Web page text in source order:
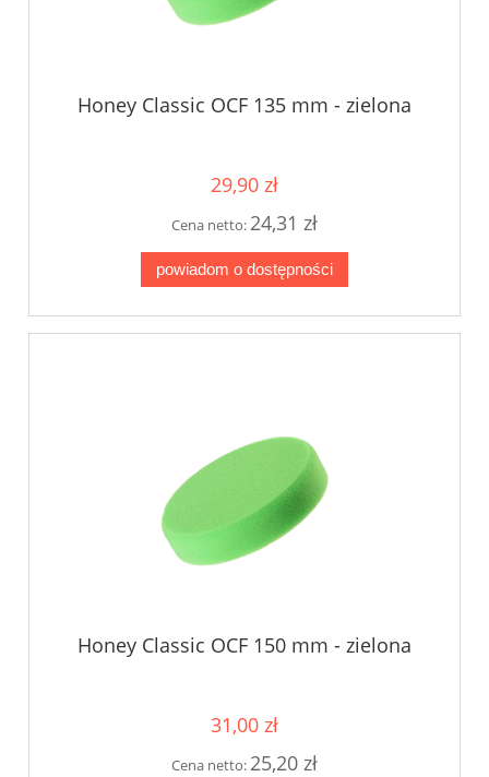
Honey Classic OCF 135 mm - zielona
29,90 zł
Cena netto: 24,31 zł
powiadom o dostępności
Honey Classic OCF 150 mm - zielona
31,00 zł
Cena netto: 25,20 zł